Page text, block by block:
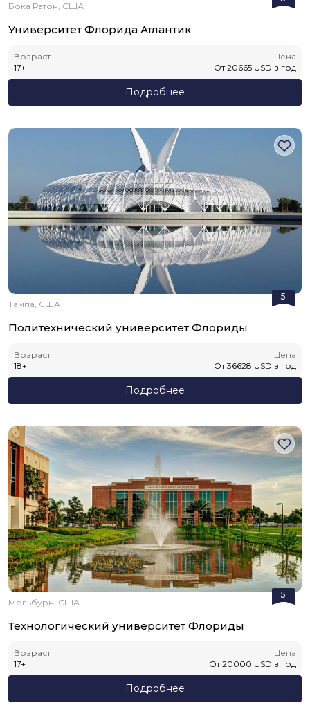
Бока Ратон, США
Университет Флорида Атлантик
Возраст
17+
Цена
От 20665 USD в год
Подробнее
5
Тампа, США
Политехнический университет Флориды
Возраст
18+
Цена
От 36628 USD в год
Подробнее
5
Мельбурн, США
Технологический университет Флориды
Возраст
17+
Цена
От 20000 USD в год
Подробнее